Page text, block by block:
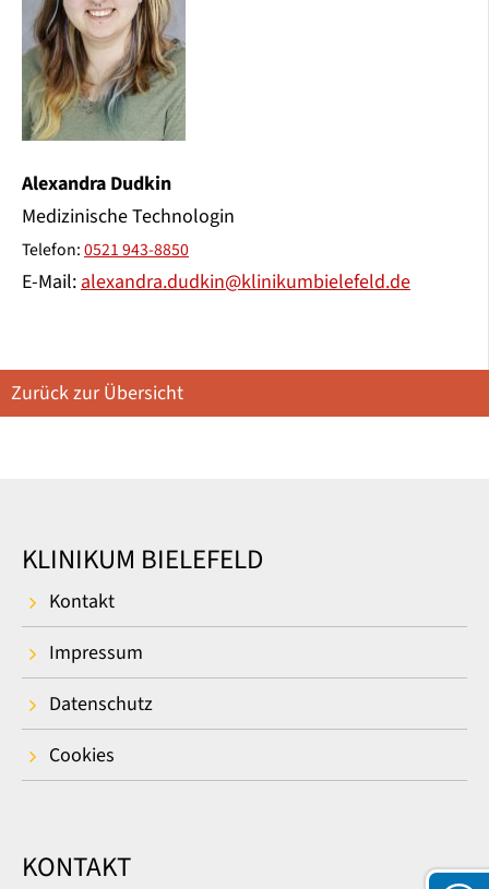
Alexandra Dudkin
Medizinische Technologin
Telefon:0521 943-8850
E-Mail:alexandra.dudkin@klinikumbielefeld.de
Zurück zur Übersicht
KLINIKUM BIELEFELD
Kontakt
Impressum
Datenschutz
Cookies
KONTAKT